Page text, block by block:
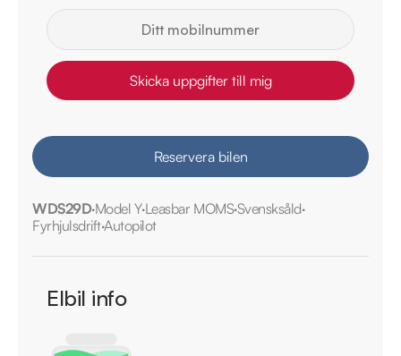
Skicka uppgifter till mig
Reservera bilen
WDS29DModel YLeasbar MOMSSvensksåld
FyrhjulsdriftAutopilot
Elbil info